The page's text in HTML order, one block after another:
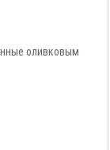
оливковым